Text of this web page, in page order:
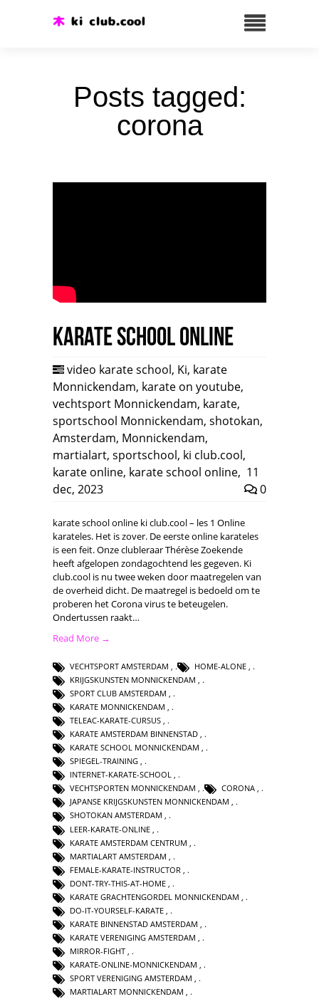
Posts tagged:
corona
Karate school online
video karate school, Ki, karate
Monnickendam, karate on youtube,
vechtsport Monnickendam, karate,
sportschool Monnickendam, shotokan,
Amsterdam, Monnickendam,
martialart, sportschool, ki club.cool,
karate online, karate school online, 11
dec, 2023
0
karate school online ki club.cool – les 1 Online
karateles. Het is zover. De eerste online karateles
is een feit. Onze clubleraar Thérèse Zoekende
heeft afgelopen zondagochtend les gegeven. Ki
club.cool is nu twee weken door maatregelen van
de overheid dicht. De maatregel is bedoeld om te
proberen het Corona virus te beteugelen.
Ondertussen raakt…
Read More →
VECHTSPORT AMSTERDAM HOME-ALONE
KRIJGSKUNSTEN MONNICKENDAM
SPORT CLUB AMSTERDAM
KARATE MONNICKENDAM
TELEAC-KARATE-CURSUS ,
KARATE AMSTERDAM BINNENSTAD ,
KARATE SCHOOL MONNICKENDAM ,
SPIEGEL-TRAINING ,
INTERNET-KARATE-SCHOOL ,
VECHTSPORTEN MONNICKENDAM , CORONA ,
JAPANSE KRIJGSKUNSTEN MONNICKENDAM ,
SHOTOKAN AMSTERDAM ,
LEER-KARATE-ONLINE
KARATE AMSTERDAM CENTRUM
MARTIALART AMSTERDAM
FEMALE-KARATE-INSTRUCTOR
DONT-TRY-THIS-AT-HOME
KARATE GRACHTENGORDEL MONNICKENDAM
DO-IT-YOURSELF-KARATE
KARATE BINNENSTAD AMSTERDAM
KARATE VERENIGING AMSTERDAM ,
MIRROR-FIGHT ,
KARATE-ONLINE-MONNICKENDAM ,
SPORT VERENIGING AMSTERDAM ,
MARTIALART MONNICKENDAM ,